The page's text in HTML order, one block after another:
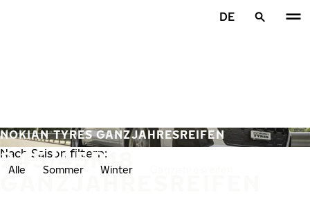
DE
245/45R18
GANZJAHRESREIFEN
NOKIAN TYRES GANZJAHRESREIFEN
Nach Saison filtern:
Alle Sommer Winter